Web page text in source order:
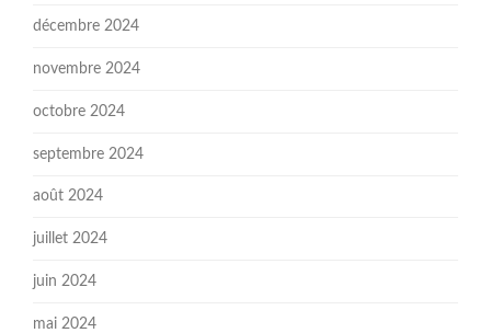
décembre 2024
novembre 2024
octobre 2024
septembre 2024
août 2024
juillet 2024
juin 2024
mai 2024